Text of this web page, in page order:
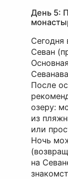
День 5:
Сегодня
Севан
После
озеру:
из
или
Ночь
на